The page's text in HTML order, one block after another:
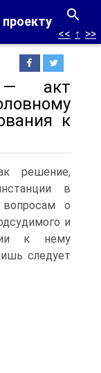
<< ↑ >>
акт
к
решение,
в
вопросам о
и
к нему
следует